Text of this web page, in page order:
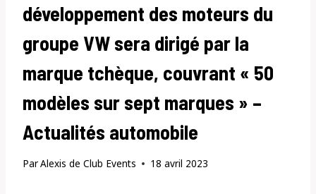
développement des moteurs du
groupe VW sera dirigé par la
marque tchèque, couvrant « 50
modèles sur sept marques » –
Actualités automobile
ParAlexis de Club Events 18 avril 2023